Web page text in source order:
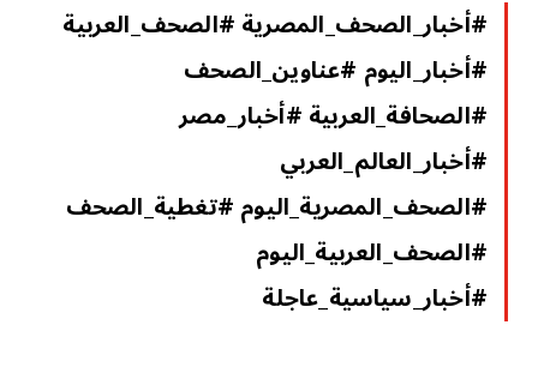
#أخبار_الصحف_المصرية #الصحف_العربية
#أخبار_اليوم #عناوين_الصحف
#الصحافة_العربية #أخبار_مصر
#أخبار_العالم_العربي
#الصحف_المصرية_اليوم #تغطية_الصحف
#الصحف_العربية_اليوم
#أخبار_سياسية_عاجلة